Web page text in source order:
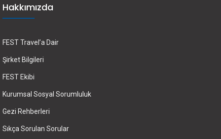
Hakkımızda
FEST Travel’a Dair
Şirket Bilgileri
FEST Ekibi
Kurumsal Sosyal Sorumluluk
Gezi Rehberleri
Sıkça Sorulan Sorular